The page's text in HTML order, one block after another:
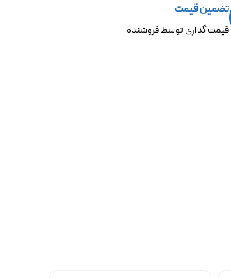
تضمین قیمت
قیمت گذاری توسط فروشنده